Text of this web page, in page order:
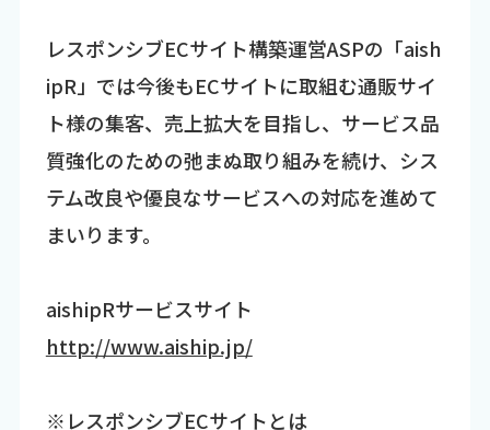
レスポンシブECサイト構築運営ASPの「aish
ipR」では今後もECサイトに取組む通販サイ
ト様の集客、売上拡大を目指し、サービス品
質強化のための弛まぬ取り組みを続け、シス
テム改良や優良なサービスへの対応を進めて
まいります。
aishipRサービスサイト
http://www.aiship.jp/
※レスポンシブECサイトとは